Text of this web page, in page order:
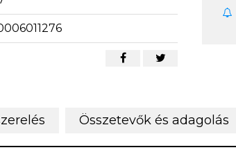
Összetevők és adagolás